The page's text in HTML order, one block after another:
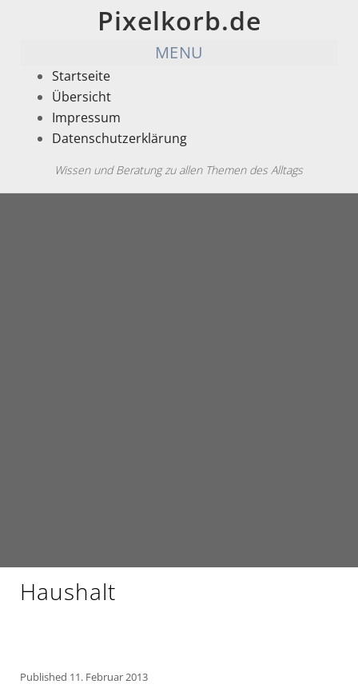
Pixelkorb.de
MENU
Startseite
Übersicht
Impressum
Datenschutzerklärung
Wissen und Beratung zu allen Themen des Alltags
Haushalt
Published 11. Februar 2013